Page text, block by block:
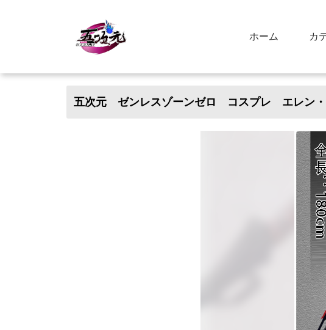
ホーム カ
五次元 ゼンレスゾーンゼロ コスプレ エレン